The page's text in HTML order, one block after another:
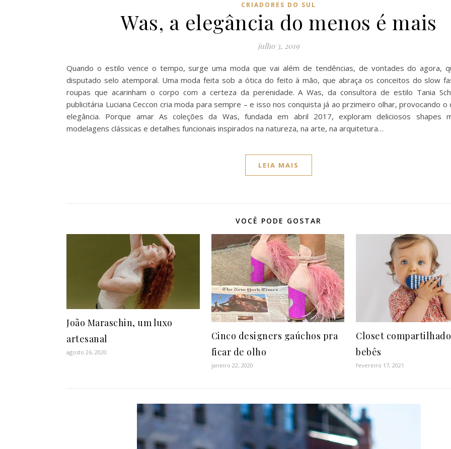
CRIADORES DO SUL
Was, a elegância do menos é mais
julho 3, 2019
Quando o estilo vence o tempo, surge uma moda que vai além de tendências, de vontades do agora,
disputado selo atemporal. Uma moda feita sob a ótica do feito à mão, que abraça os conceitos do slow
roupas que acarinham o corpo com a certeza da perenidade. A Was, da consultora de estilo Tania
publicitária Luciana Ceccon cria moda para sempre – e isso nos conquista já ao przimeiro olhar, provocando
elegância. Porque amar As coleções da Was, fundada em abril 2017, exploram deliciosos shapes
modelagens clássicas e detalhes funcionais inspirados na natureza, na arte, na arquitetura…
LEIA MAIS
VOCÊ PODE GOSTAR
João Maraschin, um luxo
artesanal
agosto 26, 2020
Cinco designers gaúchos pra
ficar de olho
janeiro 22, 2020
Closet
bebês
fevereiro 17, 2021